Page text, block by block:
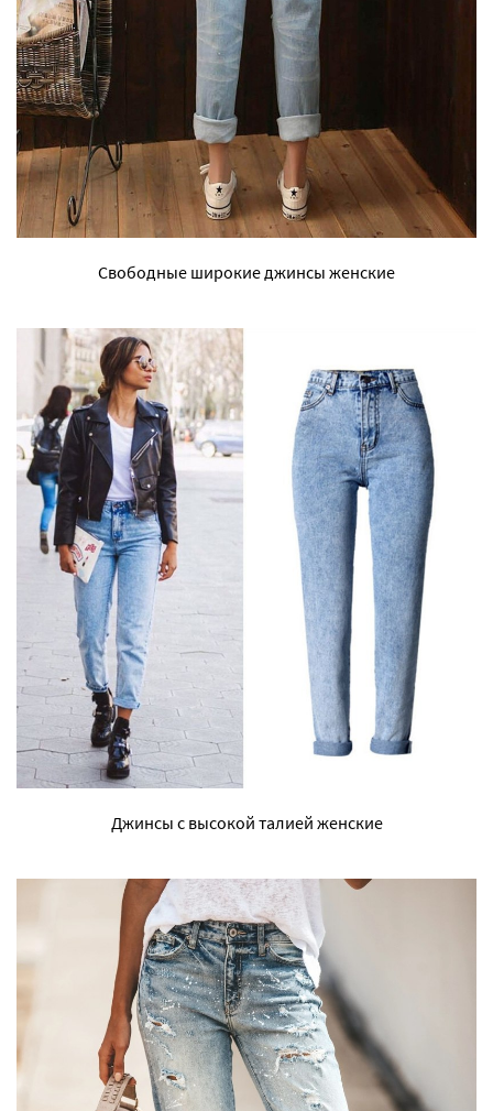
Свободные широкие джинсы женские
Джинсы с высокой талией женские